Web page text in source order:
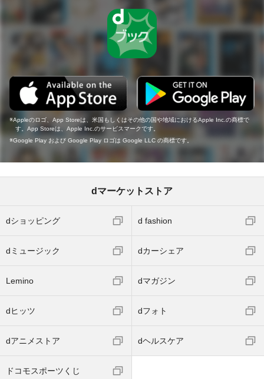
Appleのロゴ、App Storeは、米国もしくはその他の国や地域におけるApple Inc.の商標で
す。App Storeは、Apple Inc.のサービスマークです。
Google Play および Google Play ロゴは Google LLC の商標です。
dマーケットストア
dショッピング d fashion
dミュージック dカーシェア
Lemino dマガジン
dヒッツ dフォト
dアニメストア dヘルスケア
ドコモスポーツくじ